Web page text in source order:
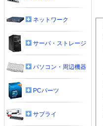
ネットワーク
サーバ・ストレージ
パソコン・周辺機器
PCパーツ
サプライ